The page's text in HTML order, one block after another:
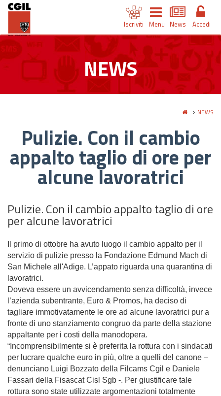
Iscriviti Menu News Accedi
NEWS
NEWS
Pulizie. Con il cambio
appalto taglio di ore per
alcune lavoratrici
Pulizie. Con il cambio appalto taglio di ore
per alcune lavoratrici
Il primo di ottobre ha avuto luogo il cambio appalto per il
servizio di pulizie presso la Fondazione Edmund Mach di
San Michele all'Adige. L’appato riguarda una quarantina di
lavoratrici.
Doveva essere un avvicendamento senza difficoltà, invece
l’azienda subentrante, Euro & Promos, ha deciso di
tagliare immotivatamente le ore ad alcune lavoratrici pur a
fronte di uno stanziamento congruo da parte della stazione
appaltante per i costi della manodopera.
“Incomprensibilmente si è preferita la rottura con i sindacati
per lucrare qualche euro in più, oltre a quelli del canone –
denunciano Luigi Bozzato della Filcams Cgil e Daniele
Fassari della Fisascat Cisl Sgb -. Per giustificare tale
rottura sono state utilizzate argomentazioni totalmente